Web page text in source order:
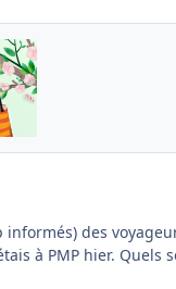
informés) des
à PMP hier. Quels